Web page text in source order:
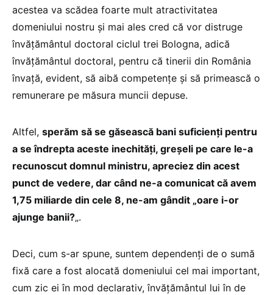
acestea va scădea foarte mult atractivitatea
domeniului nostru și mai ales cred că vor distruge
învățământul doctoral ciclul trei Bologna, adică
învățământul doctoral, pentru că tinerii din România
învață, evident, să aibă competențe și să primească o
remunerare pe măsura muncii depuse.
Altfel, sperăm să se găsească bani suficienți pentru
a se îndrepta aceste inechități, greșeli pe care le-a
recunoscut domnul ministru, apreciez din acest
punct de vedere, dar când ne-a comunicat că avem
1,75 miliarde din cele 8, ne-am gândit „oare i-or
ajunge banii?„.
Deci, cum s-ar spune, suntem dependenți de o sumă
fixă care a fost alocată domeniului cel mai important,
cum zic ei în mod declarativ, învățământul lui în de